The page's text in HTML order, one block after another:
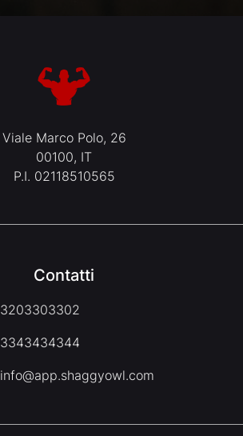
Viale Marco Polo, 26
00100, IT
P.I. 02118510565
Contatti
3203303302
3343434344
info@app.shaggyowl.com